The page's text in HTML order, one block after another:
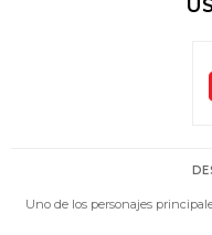
Uno de los personajes